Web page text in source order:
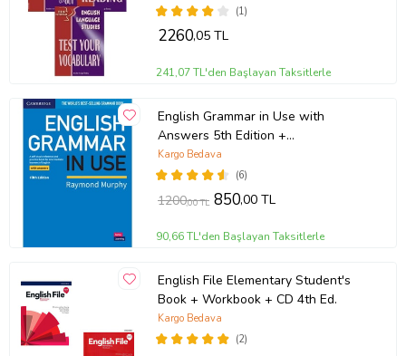
(1)
2260,05 TL
241,07 TL'den Başlayan Taksitlerle
English Grammar in Use with
Answers 5th Edition +
Downloadable Audios CD
(6)
Kargo Bedava
1200,00 TL 850,00 TL
90,66 TL'den Başlayan Taksitlerle
English File Elementary Student's
Book + Workbook + CD 4th Ed.
(2)
Kargo Bedava